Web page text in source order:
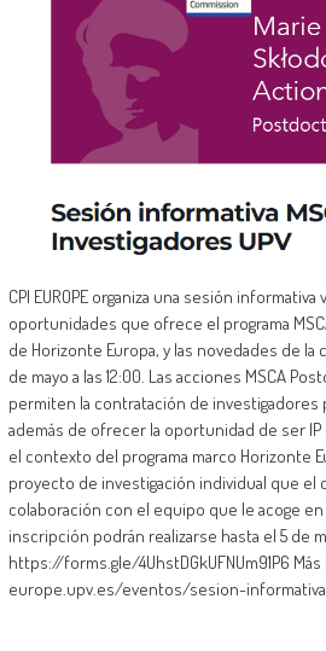
CPI EUROPE organiza una sesión
oportunidades que ofrece el programa
de Horizonte Europa, y las novedades de la
de mayo a las 12:00. Las acciones MSCA
permiten la contratación de
además de ofrecer la oportunidad de ser
el contexto del programa marco Horizonte
proyecto de investigación individual que el
colaboración con el equipo que le acoge en
inscripción podrán realizarse hasta el 5 de
https://forms.gle/4UhstDGkUFNUm91P6
europe.upv.es/eventos/sesion-